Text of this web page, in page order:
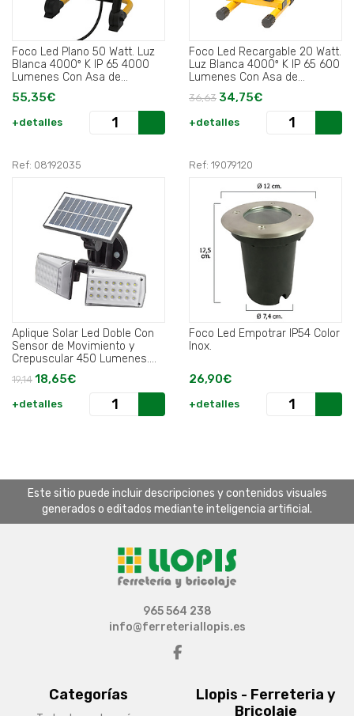
Foco Led Plano 50 Watt. Luz
Blanca 4000º K IP 65 4000
Lumenes Con Asa de
Transporte.
55,35€
+detalles
Foco Led Recargable 20 Watt.
Luz Blanca 4000º K IP 65 600
Lumenes Con Asa de
Transporte.
36,63 34,75€
+detalles
Ref: 08192035
Aplique Solar Led Doble Con
Sensor de Movimiento y
Crepuscular 450 Lumenes.
Protección IP65.
19,14 18,65€
+detalles
Ref: 19079120
Foco Led Empotrar IP54 Color
Inox.
26,90€
+detalles
Este sitio puede incluir descripciones y contenidos visuales
generados o editados mediante inteligencia artificial.
Categorías
Llopis - Ferreteria y
Bricolaje
965 564 238
info@ferreteriallopis.es